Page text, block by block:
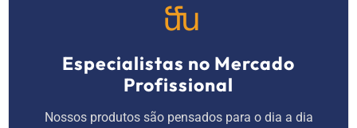
Especialistas no Mercado
Profissional
Nossos produtos são pensados para o dia a dia